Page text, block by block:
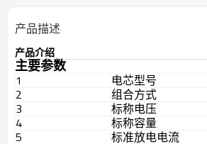
产品描述
产品介绍
主要参数
1 电芯型号
2
组合方式
3
标称电压
4
标称容量
5
标准放电电流